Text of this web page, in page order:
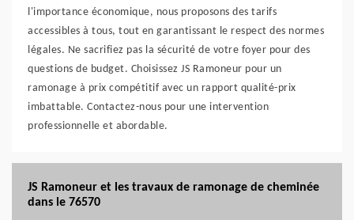
l'importance économique, nous proposons des tarifs
accessibles à tous, tout en garantissant le respect des normes
légales. Ne sacrifiez pas la sécurité de votre foyer pour des
questions de budget. Choisissez JS Ramoneur pour un
ramonage à prix compétitif avec un rapport qualité-prix
imbattable. Contactez-nous pour une intervention
professionnelle et abordable.
JS Ramoneur et les travaux de ramonage de cheminée
dans le 76570